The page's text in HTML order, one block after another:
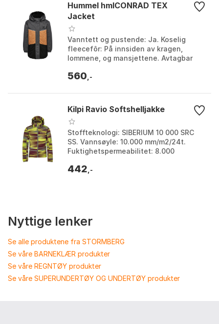
Hummel hmlCONRAD TEX
Jacket
Vanntett og pustende: Ja. Koselig
fleecefôr: På innsiden av kragen,
lommene, og mansjettene. Avtagbar
Farge: Asphalt. Stør...
560 ,-
Kilpi Ravio Softshelljakke
Stoffteknologi: SIBERIUM 10 000 SRC
SS. Vannsøyle: 10.000 mm/m2/24t.
Fuktighetspermeabilitet: 8.000
brystlomme. Farge: Blue...
442 ,-
Nyttige lenker
Se alle produktene fra STORMBERG
Se våre BARNEKLÆR produkter
Se våre REGNTØY produkter
Se våre SUPERUNDERTØY OG UNDERTØY produkter